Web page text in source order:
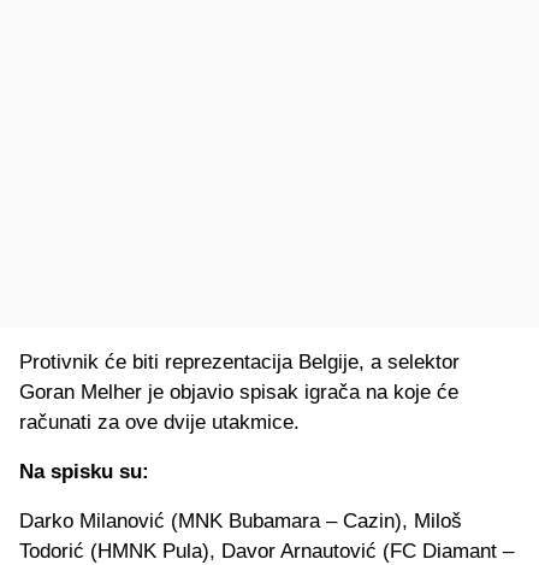
Protivnik će biti reprezentacija Belgije, a selektor
Goran Melher je objavio spisak igrača na koje će
računati za ove dvije utakmice.
Na spisku su:
Darko Milanović (MNK Bubamara – Cazin), Miloš
Todorić (HMNK Pula), Davor Arnautović (FC Diamant –